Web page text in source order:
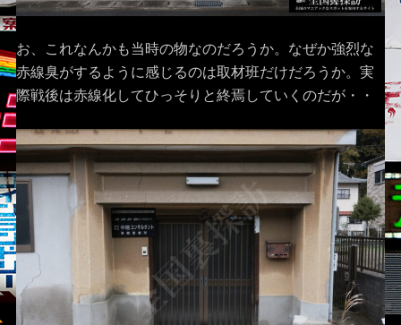
お、これなんかも当時の物なのだろうか。なぜか強烈な
赤線臭がするように感じるのは取材班だけだろうか。実
際戦後は赤線化してひっそりと終焉していくのだが・・